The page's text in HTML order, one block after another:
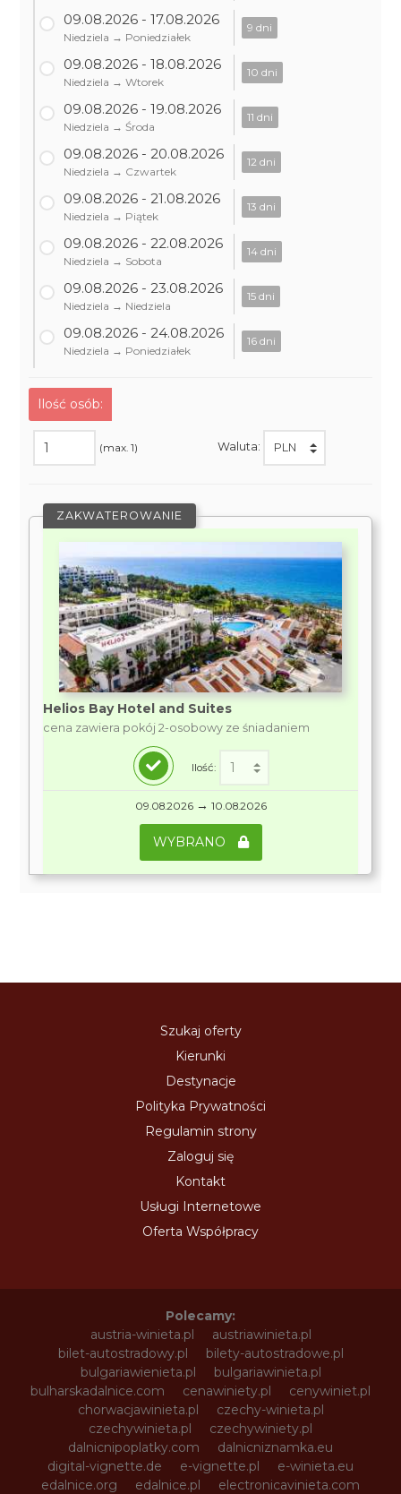
09.08.2026 - 17.08.2026
Niedziela → Poniedziałek
9 dni
09.08.2026 - 18.08.2026
Niedziela → Wtorek
10 dni
09.08.2026 - 19.08.2026
Niedziela → Środa
11 dni
09.08.2026 - 20.08.2026
Niedziela → Czwartek
12 dni
09.08.2026 - 21.08.2026
Niedziela → Piątek
13 dni
09.08.2026 - 22.08.2026
Niedziela → Sobota
14 dni
09.08.2026 - 23.08.2026
Niedziela → Niedziela
15 dni
09.08.2026 - 24.08.2026
Niedziela → Poniedziałek
16 dni
Ilość osób:
(max. 1) Waluta:
ZAKWATEROWANIE
Helios Bay Hotel and Suites
cena zawiera pokój 2-osobowy ze śniadaniem
Ilość:
09.08.2026 → 10.08.2026
WYBRANO
Szukaj oferty
Kierunki
Destynacje
Polityka Prywatności
Regulamin strony
Zaloguj się
Kontakt
Usługi Internetowe
Oferta Współpracy
Polecamy:
austria-winieta.pl
austriawinieta.pl
bilet-autostradowy.pl
bilety-autostradowe.pl
bulgariawienieta.pl
bulgariawinieta.pl
bulharskadalnice.com
cenawiniety.pl
cenywiniet.pl
chorwacjawinieta.pl
czechy-winieta.pl
czechywinieta.pl
czechywiniety.pl
dalnicnipoplatky.com
dalnicniznamka.eu
digital-vignette.de
e-vignette.pl
e-winieta.eu
edalnice.org
edalnice.pl
electronicavinieta.com